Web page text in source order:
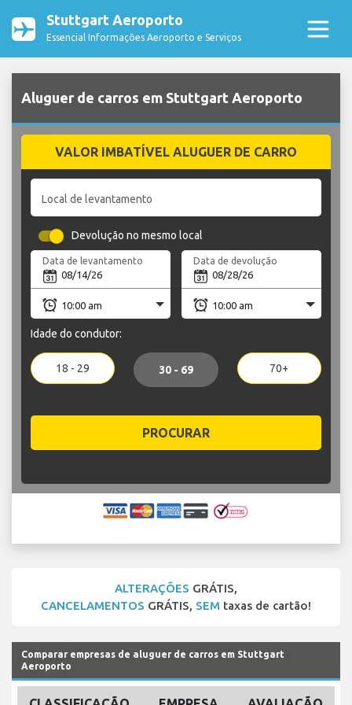
Stuttgart Aeroporto
Essencial Informações Aeroporto e Serviços
Aluguer de carros em Stuttgart Aeroporto
VALOR IMBATÍVEL ALUGUER DE CARRO
Local de levantamento
Devolução no mesmo local
Data de levantamento Data de devolução
Idade do condutor:
18 - 29 30 - 69 70+
PROCURAR
ALTERAÇÕES GRÁTIS,
CANCELAMENTOS GRÁTIS, SEM taxas de cartão!
Comparar empresas de aluguer de carros em Stuttgart
Aeroporto